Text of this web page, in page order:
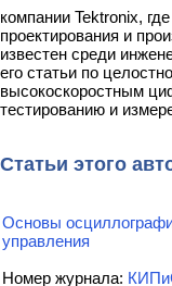
компании Tektronix,
проектирования и
известен среди
его статьи по
высокоскоростным
тестированию и
Статьи этого
Основы
управления
Номер журнала: